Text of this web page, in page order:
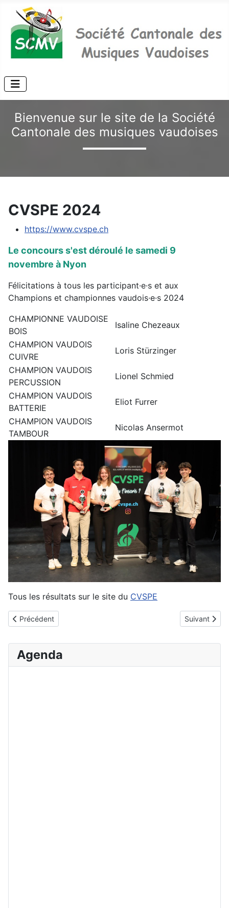
Bienvenue sur le site de la Société
Cantonale des musiques vaudoises
CVSPE 2024
https://www.cvspe.ch
Le concours s'est déroulé le samedi 9
novembre à Nyon
Félicitations à tous les participant·e·s et aux
Champions et championnes vaudois·e·s 2024
CHAMPIONNE VAUDOISE
BOIS
Isaline Chezeaux
CHAMPION VAUDOIS
CUIVRE
Loris Stürzinger
CHAMPION VAUDOIS
PERCUSSION
Lionel Schmied
CHAMPION VAUDOIS
BATTERIE
Eliot Furrer
CHAMPION VAUDOIS
TAMBOUR
Nicolas Ansermot
Tous les résultats sur le site du CVSPE
Article précédent : Fête des jubilaires 2025
Précédent Article
Suivant
Agenda